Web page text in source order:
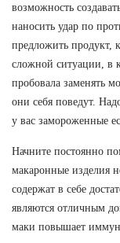
возможность
наносить удар по
предложить продукт,
сложной ситуации, в
пробовала заменять
они себя поведут.
у вас замороженные
Начните постоянно
макаронные изделия
содержат в себе
являются отличным
маки повышает